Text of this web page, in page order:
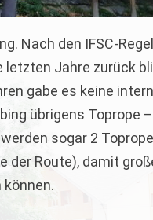
Nach den IFSC-
letzten Jahre zurück
gabe es keine
übrigens
sogar 2
der Route), damit
können.